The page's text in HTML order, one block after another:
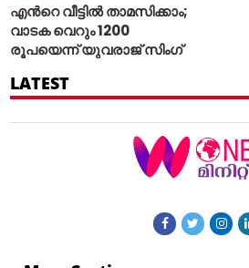
എന്‍റെ വീട്ടില്‍ താമസിക്കാം;
വാടക വെറും 1200
രൂപയെന്ന് യുവരാജ് സിംഗ്
LATEST